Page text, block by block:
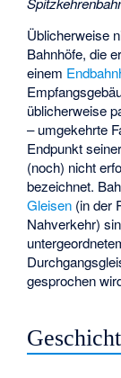
Üblicherweise
Bahnhöfe, die
einem
üblicherweise
– umgekehrte
Endpunkt
(noch) nicht
bezeichnet.
Gleisen (in der
Nahverkehr)
gesprochen